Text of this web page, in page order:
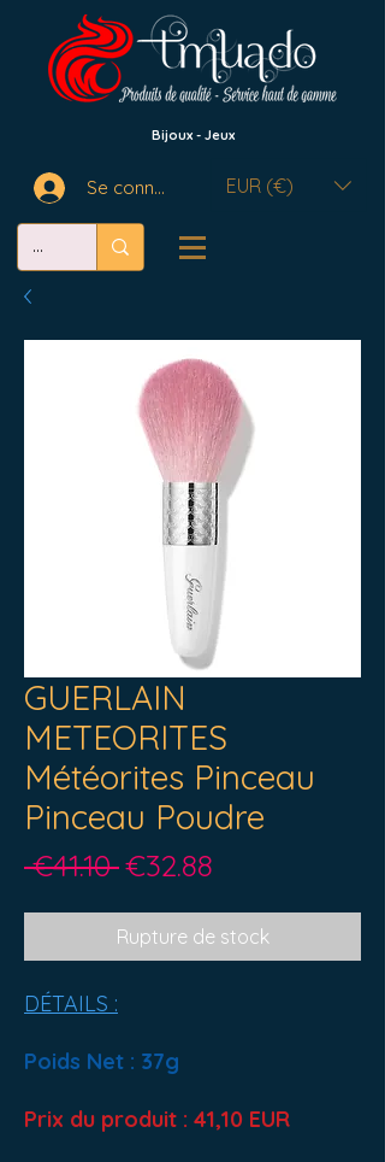
Bijoux - Jeux
Se connecter EUR (€)
GUERLAIN
METEORITES
Météorites Pinceau
Pinceau Poudre
€41.10 Prix
€32.88
Rupture de stock
DÉTAILS :
Poids Net : 37g
Prix ​​du produit : 41,10 EUR